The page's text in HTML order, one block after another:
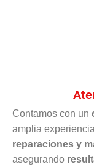
Contamos con un
amplia
reparaciones y
asegurando